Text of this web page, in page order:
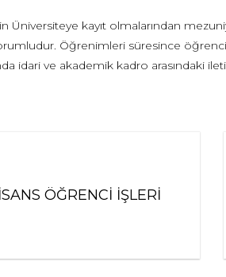
Üniversiteye kayıt olmalarından
Öğrenimleri süresince
idari ve akademik kadro arasındaki
ÖĞRENCİ İŞLERİ